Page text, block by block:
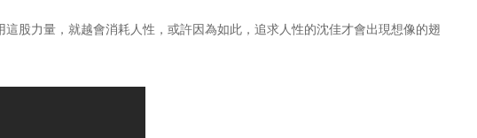
力量，就越會消耗人性，或許因為如此，追求人性的沈佳才會出現想像的翅